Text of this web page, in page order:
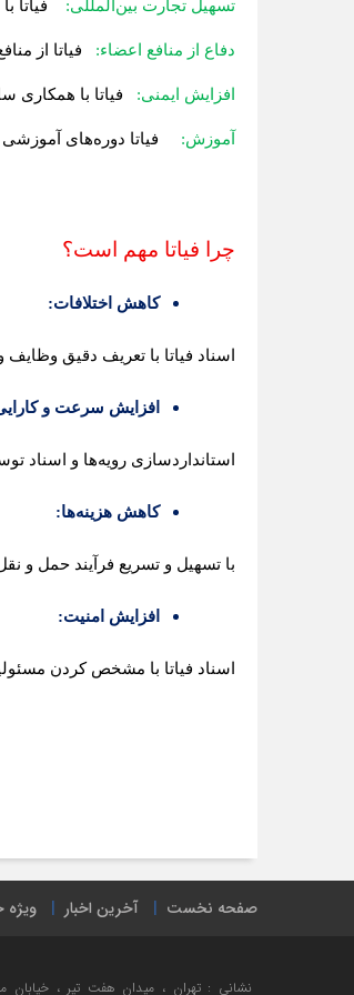
تسهیل تجارت بین‌المللی: فیاتا
دفاع از منافع اعضاء: فیاتا از
افزایش ایمنی: فیاتا با همکاری
آموزش: فیاتا دوره‌های آموزشی
چرا فیاتا مهم است؟
کاهش اختلافات:
اسناد فیاتا با تعریف دقیق
افزایش سرعت و
استانداردسازی رویه‌ها و اسناد
کاهش هزینه‌ها:
با تسهیل و تسریع فرآیند حمل و
افزایش امنیت:
اسناد فیاتا با مشخص کردن
صفحه نخست آخرین اخبار ویژه